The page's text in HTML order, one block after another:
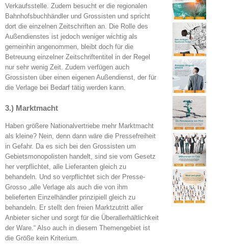
Verkaufsstelle. Zudem besucht er die regionalen
Bahnhofsbuchhändler und Grossisten und spricht
dort die einzelnen Zeitschriften an. Die Rolle des
Außendienstes ist jedoch weniger wichtig als
gemeinhin angenommen, bleibt doch für die
Betreuung einzelner Zeitschriftentitel in der Regel
nur sehr wenig Zeit. Zudem verfügen auch
Grossisten über einen eigenen Außendienst, der für
die Verlage bei Bedarf tätig werden kann.
3.) Marktmacht
Haben größere Nationalvertriebe mehr Marktmacht
als kleine? Nein, denn dann wäre die Pressefreiheit
in Gefahr. Da es sich bei den Grossisten um
Gebietsmonopolisten handelt, sind sie vom Gesetz
her verpflichtet, alle Lieferanten gleich zu
behandeln. Und so verpflichtet sich der Presse-
Grosso „alle Verlage als auch die von ihm
belieferten Einzelhändler prinzipiell gleich zu
behandeln. Er stellt den freien Marktzutritt aller
Anbieter sicher und sorgt für die Überallerhältlichkeit
der Ware.“ Also auch in diesem Themengebiet ist
die Größe kein Kriterium.